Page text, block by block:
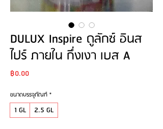
DULUX Inspire ดูลักซ์ อินส
ไปร์ ภายใน กึ่งเงา เบส A
฿0.00Price
ขนาดบรรจุภัณฑ์ *
1 GL 2.5 GL